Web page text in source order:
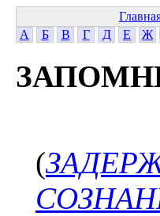
А
Б В Г Д Е Ж
(